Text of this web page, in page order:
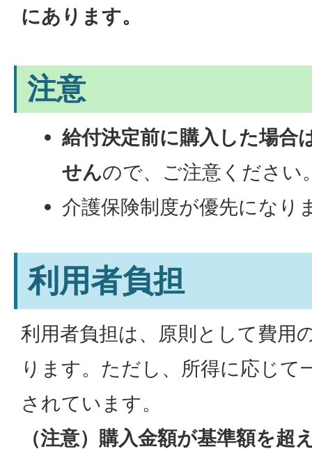
にあります。
注意
給付決定前に購入した場合
せんので、ご注意ください
介護保険制度が優先になり
利用者負担
利用者負担は、原則として費用
ります。ただし、所得に応じて
されています。
（注意）購入金額が基準額を超